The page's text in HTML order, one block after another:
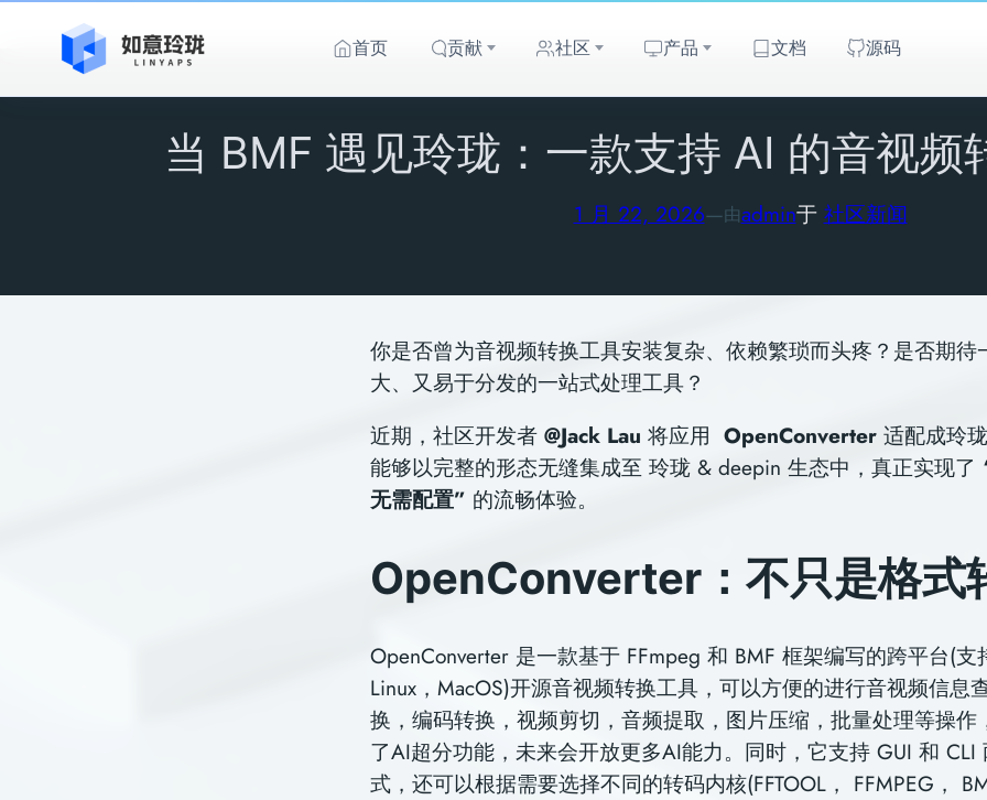
首页 贡献 社区 产品 文档 源码
当 BMF 遇见玲珑：一款支持 AI 的音视频
1 月 22, 2026—由admin于 社区新闻
你是否曾为音视频转换工具安装复杂、依赖繁琐而头疼？是否期待
大、又易于分发的一站式处理工具？
近期，社区开发者 @Jack Lau 将应用 OpenConverter 适配成玲
能够以完整的形态无缝集成至 玲珑 & deepin 生态中，真正实现了
无需配置” 的流畅体验。
OpenConverter：不只是格式
OpenConverter 是⼀款基于 FFmpeg 和 BMF 框架编写的跨平台(支
Linux，MacOS)开源⾳视频转换⼯具，可以⽅便的进⾏⾳视频信息
换，编码转换，视频剪切，⾳频提取，图⽚压缩，批量处理等操作
了AI超分功能，未来会开放更多AI能⼒。同时，它⽀持 GUI 和 CLI
式，还可以根据需要选择不同的转码内核(FFTOOL， FFMPEG，